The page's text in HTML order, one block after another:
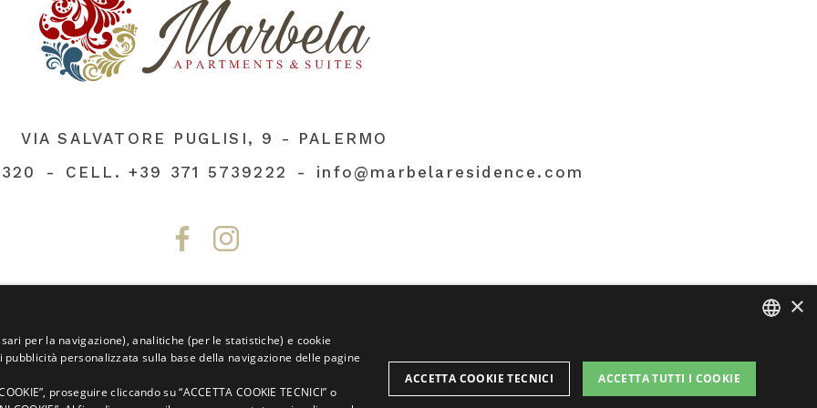
VIA SALVATORE PUGLISI, 9 - PALERMO
CELL.+39 371 5739222 info@marbelaresidence.com
P.IVA 00693970824
CIR: 19082053B400685
Policy
Policy
societari
fatto con amore dalle persone di
×
per la navigazione), analitiche (per le statistiche) e cookie
personalizzata sulla base della navigazione delle pagine
proseguire cliccando su “ACCETTA COOKIE TECNICI” o
ACCETTA TUTTI I COOKIE
ACCETTA COOKIE TECNICI